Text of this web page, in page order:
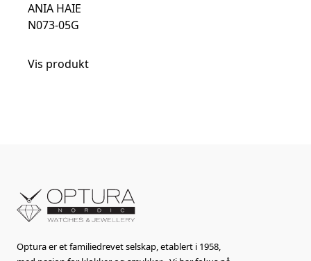
ANIA HAIE
N073-05G
Vis produkt
Optura er et familiedrevet selskap, etablert i 1958,